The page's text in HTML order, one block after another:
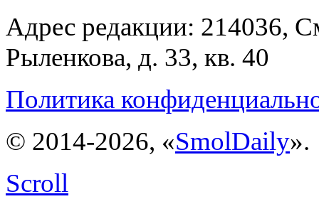
Адрес редакции: 214036,
Рыленкова, д. 33, кв. 40
Политика
© 2014-2026, «SmolDaily».
Scroll